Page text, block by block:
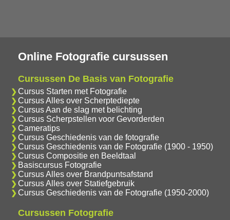
Online Fotografie cursussen
Cursussen De Basis van Fotografie
Cursus Starten met Fotografie
Cursus Alles over Scherptediepte
Cursus Aan de slag met belichting
Cursus Scherpstellen voor Gevorderden
Cameratips
Cursus Geschiedenis van de fotografie
Cursus Geschiedenis van de Fotografie (1900 - 1950)
Cursus Compositie en Beeldtaal
Basiscursus Fotografie
Cursus Alles over Brandpuntsafstand
Cursus Alles over Statiefgebruik
Cursus Geschiedenis van de Fotografie (1950-2000)
Cursussen Fotografie